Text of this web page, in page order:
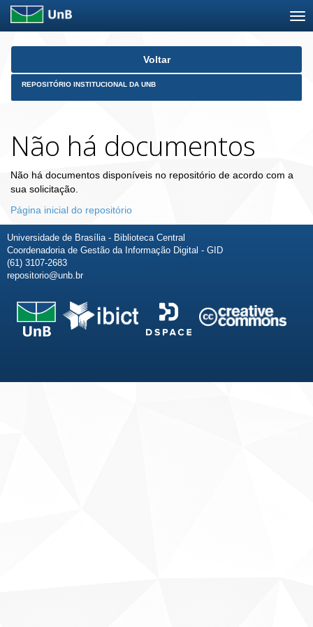
Skip
Voltar
REPOSITÓRIO INSTITUCIONAL DA UNB
Não há documentos
Não há documentos disponíveis no repositório de acordo com a
sua solicitação.
Página inicial do repositório
Universidade de Brasília - Biblioteca Central
Coordenadoria de Gestão da Informação Digital - GID
(61) 3107-2683
repositorio@unb.br